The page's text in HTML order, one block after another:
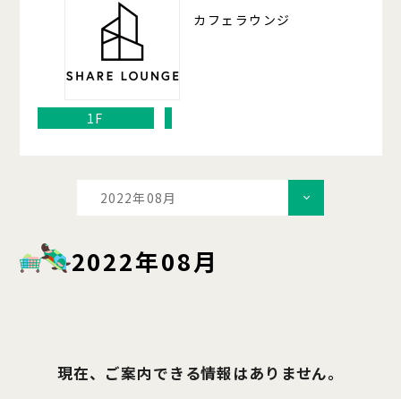
カフェラウンジ
1F
2022年08月
2022年08月
現在、ご案内できる情報はありません。